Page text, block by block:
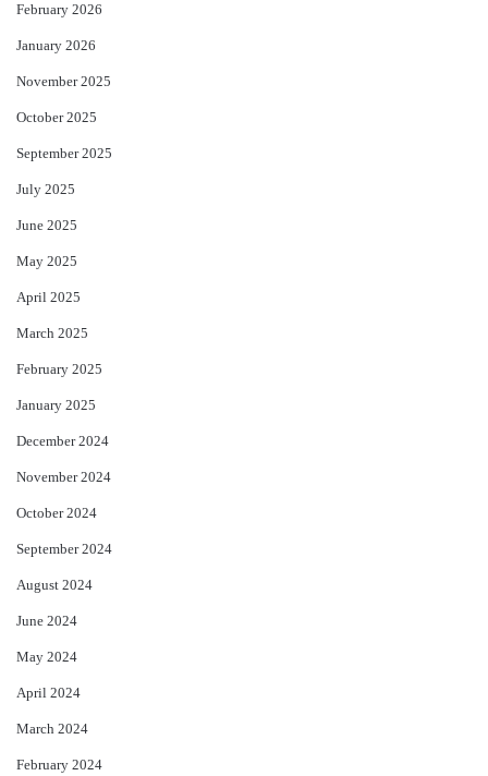
February 2026
January 2026
November 2025
October 2025
September 2025
July 2025
June 2025
May 2025
April 2025
March 2025
February 2025
January 2025
December 2024
November 2024
October 2024
September 2024
August 2024
June 2024
May 2024
April 2024
March 2024
February 2024